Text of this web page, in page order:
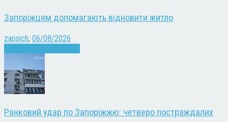
Запоріжцям допомагають відновити житло
zapsich, 06/08/2026
Ранковий удар по Запоріжжю: четверо постраждалих